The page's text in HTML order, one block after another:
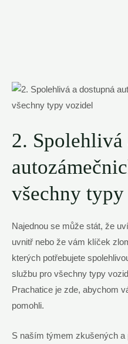
2. Spolehlivá
všechny
Najednou se může stát, že
uvnitř nebo že vám klíček
kterých potřebujete
službu pro všechny typy
Prachatice je zde, abychom
pomohli.
S naším týmem zkušených